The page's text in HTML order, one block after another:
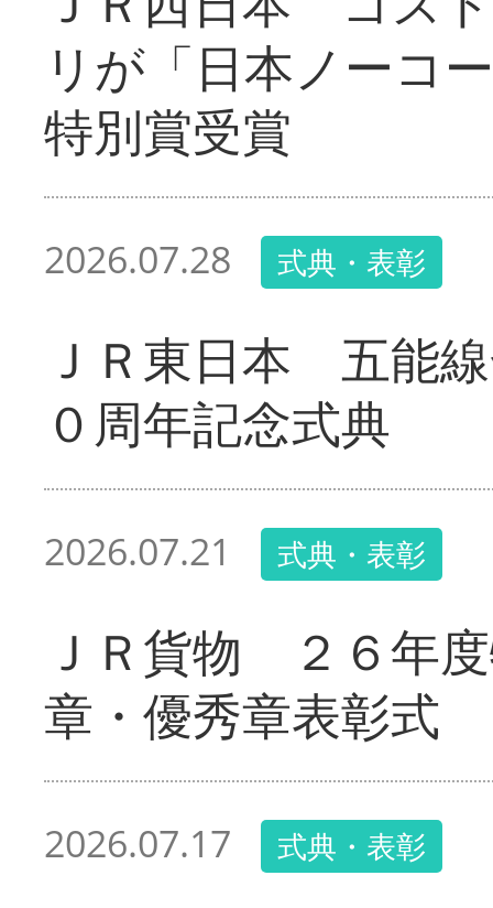
リが「日本ノーコ
特別賞受賞
2026.07.28 式典・表彰
ＪＲ東日本 五能
０周年記念式典
2026.07.21 式典・表彰
ＪＲ貨物 ２６年
章・優秀章表彰式
2026.07.17 式典・表彰